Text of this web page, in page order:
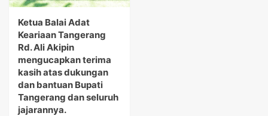
Ketua Balai Adat
Keariaan Tangerang
Rd. Ali Akipin
mengucapkan terima
kasih atas dukungan
dan bantuan Bupati
Tangerang dan seluruh
jajarannya.